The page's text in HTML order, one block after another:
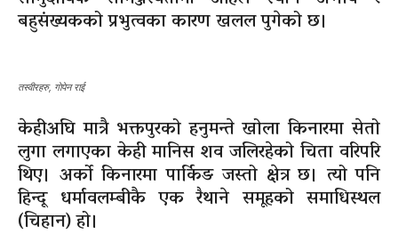
बहुसंख्यकको प्रभुत्वका कारण खलल पुगेको छ।
तस्वीरहरु, गाेपेन राई
केहीअघि मात्रै भक्तपुरको हनुमन्ते खोला किनारमा सेतो
लुगा लगाएका केही मानिस शव जलिरहेको चिता वरिपरि
थिए। अर्को किनारमा पार्किङ जस्तो क्षेत्र छ। त्यो पनि
हिन्दू धर्मावलम्बीकै एक रैथाने समूहको समाधिस्थल
(चिहान) हो।